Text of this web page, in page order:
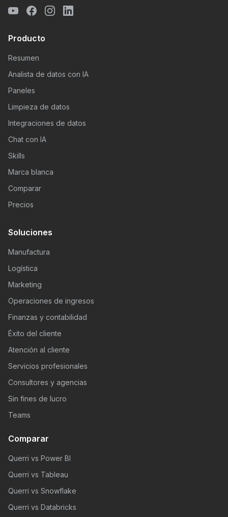
Producto
Resumen
Analista de datos con IA
Paneles
Limpieza de datos
Integraciones de datos
Chat con IA
Skills
Marca blanca
Comparar
Precios
Soluciones
Manufactura
Logística
Marketing
Operaciones de ingresos
Finanzas y contabilidad
Éxito del cliente
Atención al cliente
Servicios profesionales
Consultores y agencias
Sin fines de lucro
Teams
Comparar
Querri vs Power BI
Querri vs Tableau
Querri vs Snowflake
Querri vs Databricks